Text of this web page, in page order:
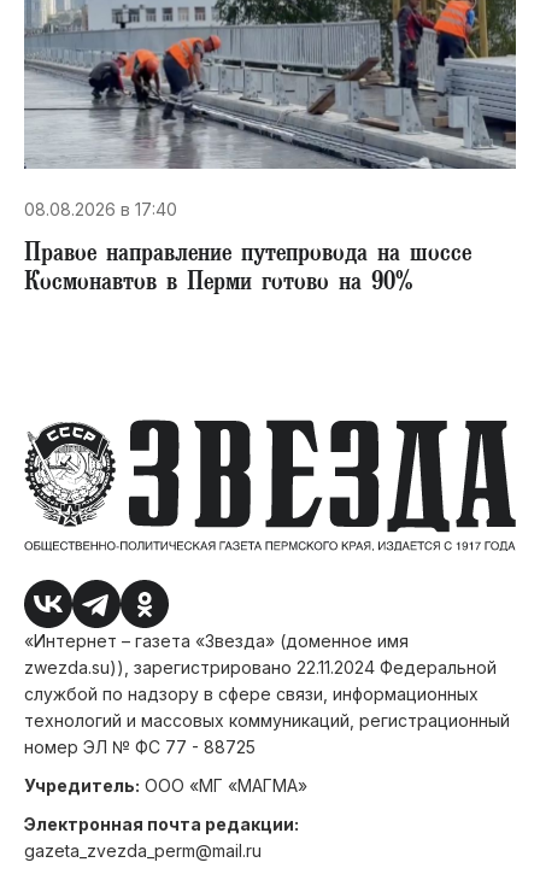
08.08.2026 в 17:40
Правое направление путепровода на шоссе
Космонавтов в Перми готово на 90%
«Интернет – газета «Звезда» (доменное имя
zwezda.su)), зарегистрировано 22.11.2024 Федеральной
службой по надзору в сфере связи, информационных
технологий и массовых коммуникаций, регистрационный
номер ЭЛ № ФС 77 - 88725
Учредитель: ООО «МГ «МАГМА»
Электронная почта редакции:
gazeta_zvezda_perm@mail.ru